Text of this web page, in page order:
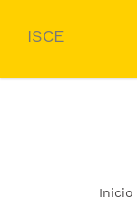
ISCE
Inicio